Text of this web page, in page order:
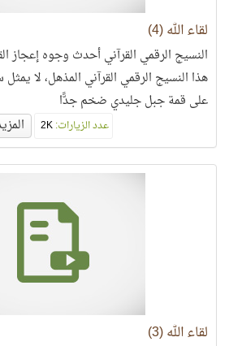
لقاء الله (4)
النسيج الرقمي القرآني أحدث وجوه إعجاز
هذا النسيج الرقمي القرآني المذهل، لا
على قمة جبل جليدي ضخم جدًّا
عدد الزيارات:
لقاء الله (3)